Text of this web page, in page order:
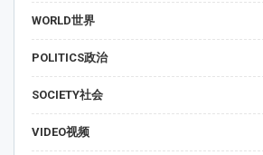
WORLD世界
POLITICS政治
SOCIETY社会
VIDEO视频